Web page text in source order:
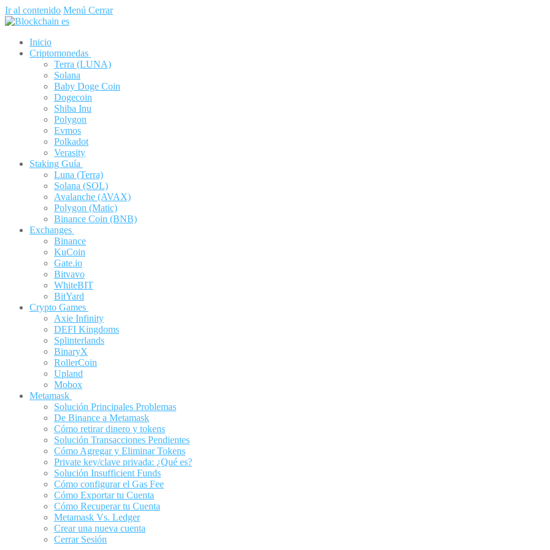
Ir al contenido Menú Cerrar
Inicio
Criptomonedas
Terra (LUNA)
Solana
Baby Doge Coin
Dogecoin
Shiba Inu
Polygon
Evmos
Polkadot
Verasity
Staking Guía
Luna (Terra)
Solana (SOL)
Avalanche (AVAX)
Polygon (Matic)
Binance Coin (BNB)
Exchanges
Binance
KuCoin
Gate.io
Bitvavo
WhiteBIT
BitYard
Crypto Games
Axie Infinity
DEFI Kingdoms
Splinterlands
BinaryX
RollerCoin
Upland
Mobox
Metamask
Solución Principales Problemas
De Binance a Metamask
Cómo retirar dinero y tokens
Solución Transacciones Pendientes
Cómo Agregar y Eliminar Tokens
Private key/clave privada: ¿Qué es?
Solución Insufficient Funds
Cómo configurar el Gas Fee
Cómo Exportar tu Cuenta
Cómo Recuperar tu Cuenta
Metamask Vs. Ledger
Crear una nueva cuenta
Cerrar Sesión